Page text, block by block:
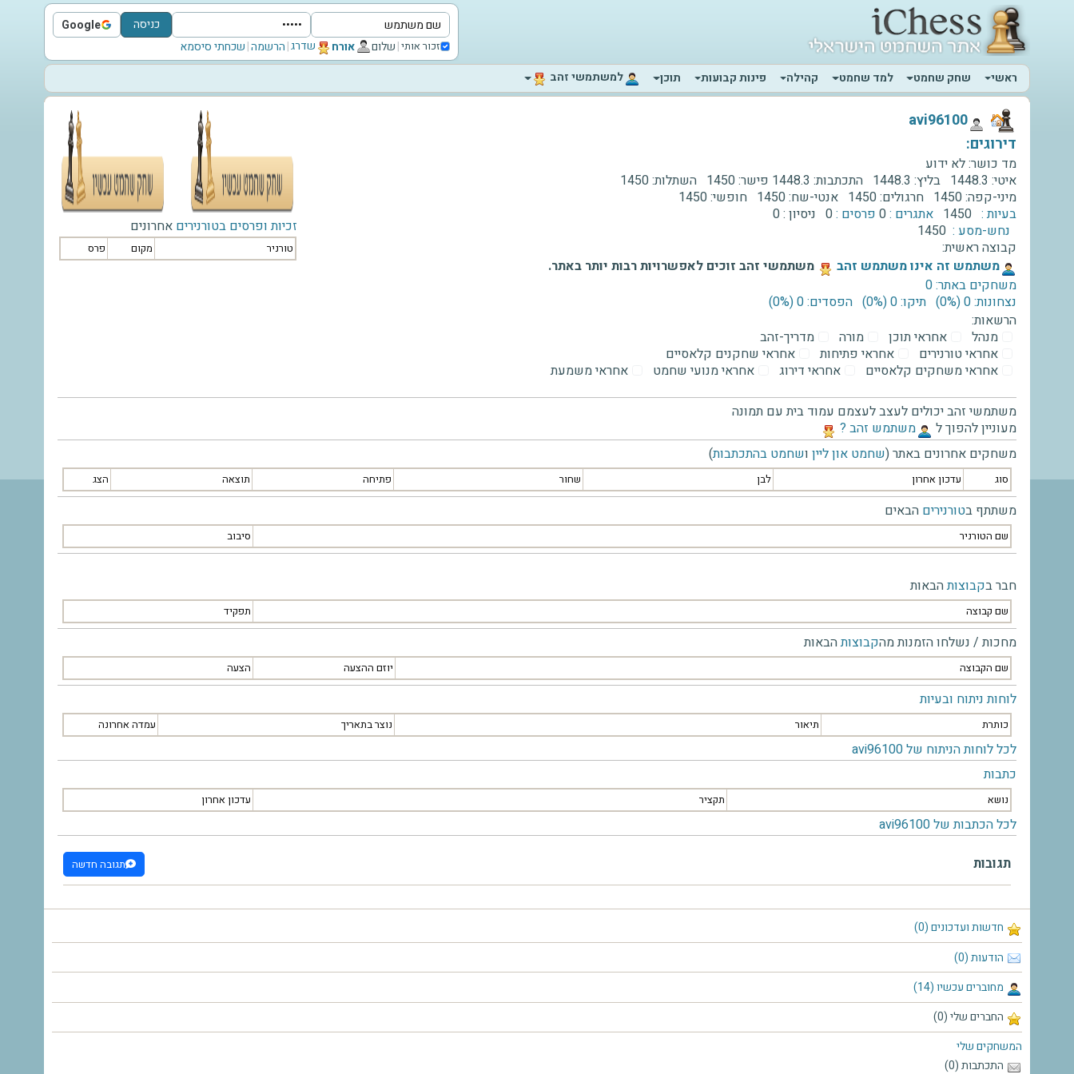
כניסה Google
Sign in with Google
זכור אותי|שלום ‫אורח‬ שדרג|הרשמה|שכחתי סיסמא
ראשי
שחק שחמט למד שחמט קהילה פינות קבועות תוכן ‫למשתמשי זהב‬
חדשות ועדכונים (0)
הודעות (0)
מחוברים עכשיו (14)
החברים שלי (0)
המשחקים שלי
התכתבות (0)
זכיות ופרסים בטורנירים אחרונים
טורניר מקום פרס
‫avi96100‬
דירוגים:
מד כושר:לא ידוע
איטי: 1448.3 בליץ: 1448.3 התכתבות: 1448.3 פישר:1450 השתלות:1450
מיני-קפה:1450 חרגולים:1450 אנטי-שח:1450 חופשי:1450
בעיות : 1450 אתגרים :0 פרסים :0 ניסיון :0
נחש-מסע : 1450
קבוצה ראשית:
‫משתמש זה אינו משתמש זהב‬
משתמשי זהב זוכים לאפשרויות רבות יותר באתר.
משחקים באתר: 0
נצחונות: 0 ‫(0%)‬
תיקו: 0 ‫(0%)‬
הפסדים: 0 ‫(0%)‬
הרשאות:
מנהל
אחראי תוכן מורה
מדריך-זהב
אחראי טורנירים
אחראי פתיחות
אחראי שחקנים קלאסיים
אחראי משחקים קלאסיים
אחראי דירוג אחראי מנועי שחמט אחראי משמעת
משתמשי זהב יכולים לעצב לעצמם עמוד בית עם תמונה
מעוניין להפוך ל
‫משתמש זהב ?‬
משחקים אחרונים באתר (שחמט און ליין ושחמט בהתכתבות)
סוג עדכון אחרון לבן שחור פתיחה תוצאה הצג
משתתף בטורנירים הבאים
שם הטורניר סיבוב
חבר בקבוצותהבאות
שם קבוצה תפקיד
מחכות / נשלחו הזמנות מהקבוצותהבאות
שם הקבוצה יוזם ההצעה הצעה
לוחות ניתוח ובעיות
כותרת תיאור נוצר בתאריך עמדה אחרונה
לכל לוחות הניתוח של avi96100
כתבות
נושא תקציר עדכון אחרון
לכל הכתבות של avi96100
תגובות תגובה חדשה